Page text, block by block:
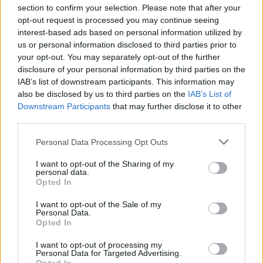
section to confirm your selection. Please note that after your
opt-out request is processed you may continue seeing
interest-based ads based on personal information utilized by
us or personal information disclosed to third parties prior to
your opt-out. You may separately opt-out of the further
disclosure of your personal information by third parties on the
IAB’s list of downstream participants. This information may
also be disclosed by us to third parties on the IAB’s List of
Downstream Participants that may further disclose it to other
Personal Data Processing Opt Outs
I want to opt-out of the Sharing of my
personal data.
Opted In
I want to opt-out of the Sale of my
Personal Data.
Opted In
I want to opt-out of processing my
Personal Data for Targeted Advertising.
Σητεία: Φωτιά στα Αχλάδια, δύσκολη μάχη με τις φλόγες
- Βίντεο
22:39
Βρετανία: Κατά συρροή δολοφόνος καταδικάστηκε για
δύο δολοφονίες γυναικών - Η συγγνώμη από την
αστυνομία
22:32
Ηράκλειο: “Σκουπίδια κατάχαμα, μια ψησταριά στο
πουθενά κι ένα αμάξι παρατημένο στο πάρκο”
22:03
Καιρός: “Πορτοκαλί” συναγερμός στην Κρήτη - Ζέστη και
22:02